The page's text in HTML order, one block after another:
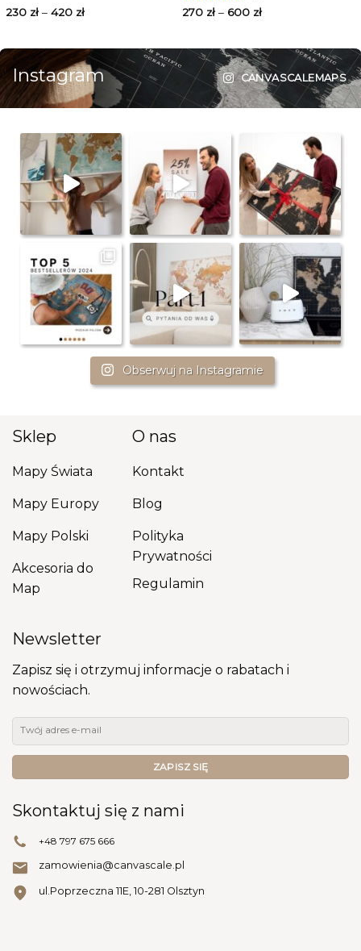
230 zł– 420 zł
Oceniono
270 zł– 600 zł
Instagram CANVASCALEMAPS
Obserwuj na Instagramie
Sklep
Mapy Świata
Mapy Europy
Mapy Polski
Akcesoria do
Map
O nas
Kontakt
Blog
Polityka
Prywatności
Regulamin
Newsletter
Zapisz się i otrzymuj informacje o rabatach i
nowościach.
Skontaktuj się z nami
+48 797 675 666
zamowienia@canvascale.pl
ul.Poprzeczna 11E, 10-281 Olsztyn